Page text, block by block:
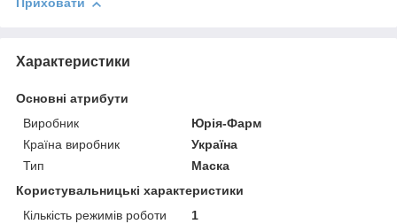
Приховати
Характеристики
Основні атрибути
Виробник
Юрія-Фарм
Країна виробник
Україна
Тип
Маска
Користувальницькі характеристики
Кількість режимів роботи
1